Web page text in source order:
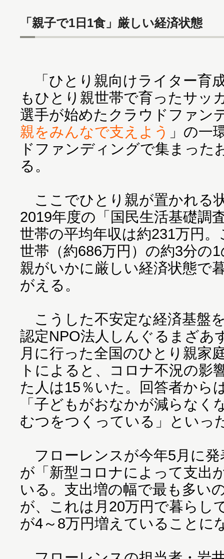
「親子で1日1食」厳しい経済状態
「ひとり親向けライター育
もひとり親世帯で育ったサッ
選手が始めたクラウドファン
親をみんなで支えよう 」の一
ドファンディングで集まった
る。
ここでひとり親が置かれる
2019年度の「国民生活基礎調
世帯の平均年収は約231万円
世帯（約686万円）の約3分の
親がいかに厳しい経済状態で
がえる。
こうした不安定な経済基盤
認定NPO法人しんぐるまざあ
月に行った全国のひとり親家
トによると、コロナ不況の影
た人は15％いた。回答者から
「子どもがおなかが減らなく
むつをつくっている」といっ
フローレンスが今年5月に発
が「新型コロナによって支出
いる。支出増の幅で最も多い
が、これは月20万円で暮らし
が4～8万円増えていることに